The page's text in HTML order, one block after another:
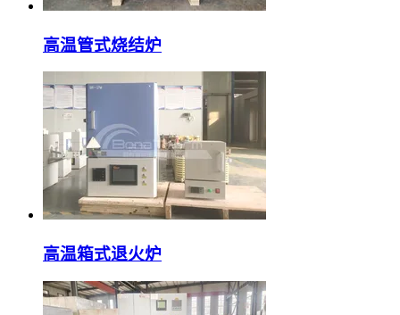
高温管式烧结炉
高温箱式退火炉